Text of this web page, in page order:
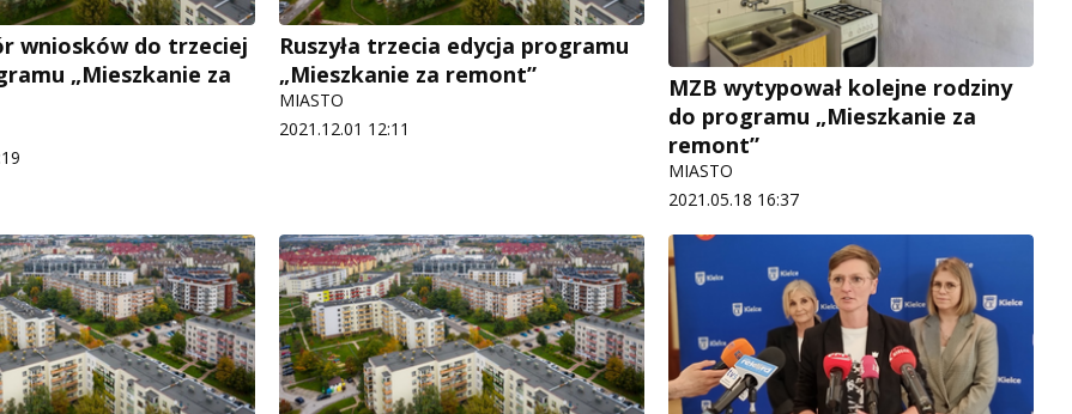
wniosków do trzeciej
„Mieszkanie za
Ruszyła trzecia edycja programu
„Mieszkanie za remont”
MIASTO
2021.12.01 12:11
MZB wytypował kolejne rodziny
do programu „Mieszkanie za
remont”
MIASTO
2021.05.18 16:37